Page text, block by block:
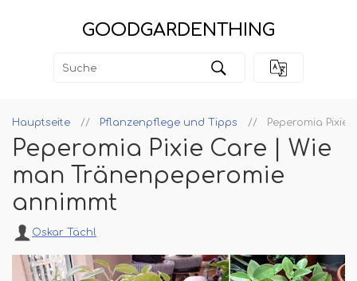
GOODGARDENTHING
Hauptseite Pflanzenpflege und Tipps Peperomia Pixie
Peperomia Pixie Care | Wie
man Tränenpeperomie
annimmt
Oskar Tächl